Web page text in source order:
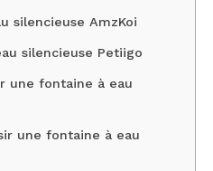
silencieuse AmzKoi
silencieuse Petiigo
une fontaine à eau
une fontaine à eau